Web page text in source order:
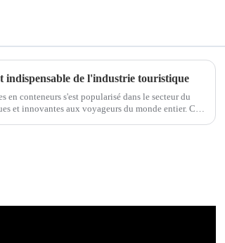
indispensable de l'industrie touristique
en conteneurs s'est popularisé dans le secteur du
et innovantes aux voyageurs du monde entier. Ces